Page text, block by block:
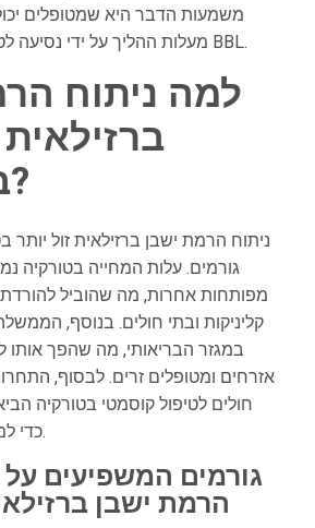
מעלות ההליך על ידי נסיעה לטורקיה לצורך ניתוח BBL.
למה ניתוח
ברזילאית
בטורקיה?
ניתוח הרמת ישבן ברזילאית זול
גורמים. עלות המחייה בטורקיה
מפותחות אחרות, מה שהוביל
קליניקות ובתי חולים. בנוסף,
במגזר הבריאותי, מה שהפך אותו
אזרחים ומטופלים זרים. לבסוף,
חולים לטיפול קוסמטי בטורקיה
כדי למשוך יותר מטופלים.
גורמים המשפיעים על
הרמת ישבן